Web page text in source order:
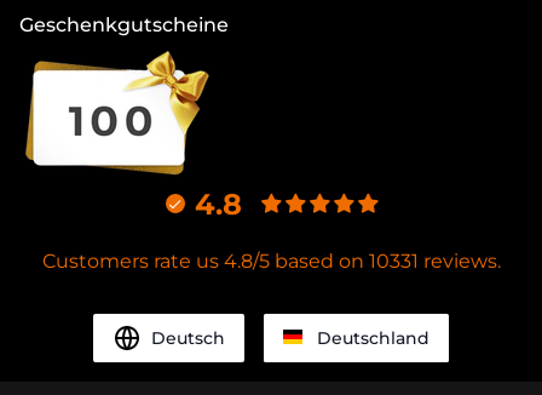
Geschenkgutscheine
4.8
Customers rate us 4.8/5 based on 10331 reviews.
Deutsch Deutschland